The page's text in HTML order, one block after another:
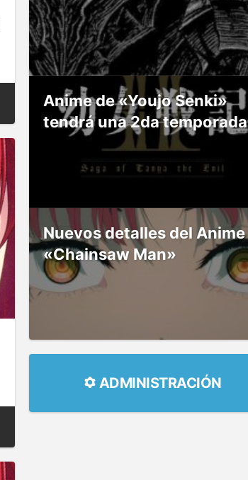
Anime de «Youjo Senki»
tendrá una 2da temporada
Nuevos detalles del Anime
«Chainsaw Man»
ADMINISTRACIÓN